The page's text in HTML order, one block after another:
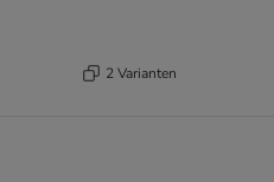
2 Varianten